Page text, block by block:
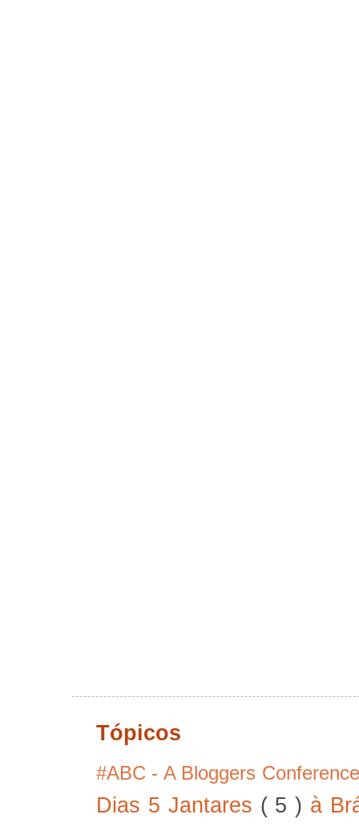
Tópicos
#ABC - A Bloggers
Dias 5 Jantares ( 5 ) à